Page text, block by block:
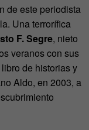
de este periodista
Una terrorífica
F. Segre, nieto
veranos con sus
de historias y
Aldo, en 2003, a